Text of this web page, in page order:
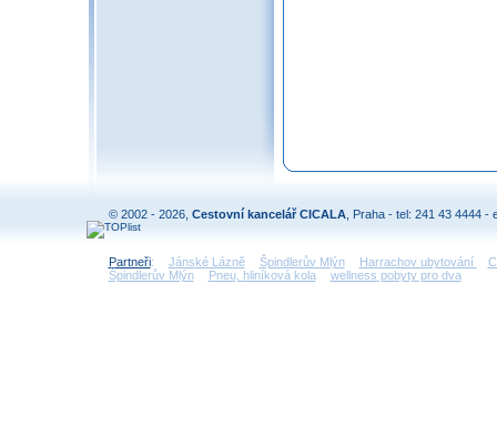
© 2002 - 2026, Cestovní kancelář CICALA , Praha - tel: 241 43 4444 -
Partneři: Jánské Lázně Špindlerův Mlýn Harrachov ubytování
Špindlerův Mlýn
Pneu, hliníková kola wellness pobyty pro dva